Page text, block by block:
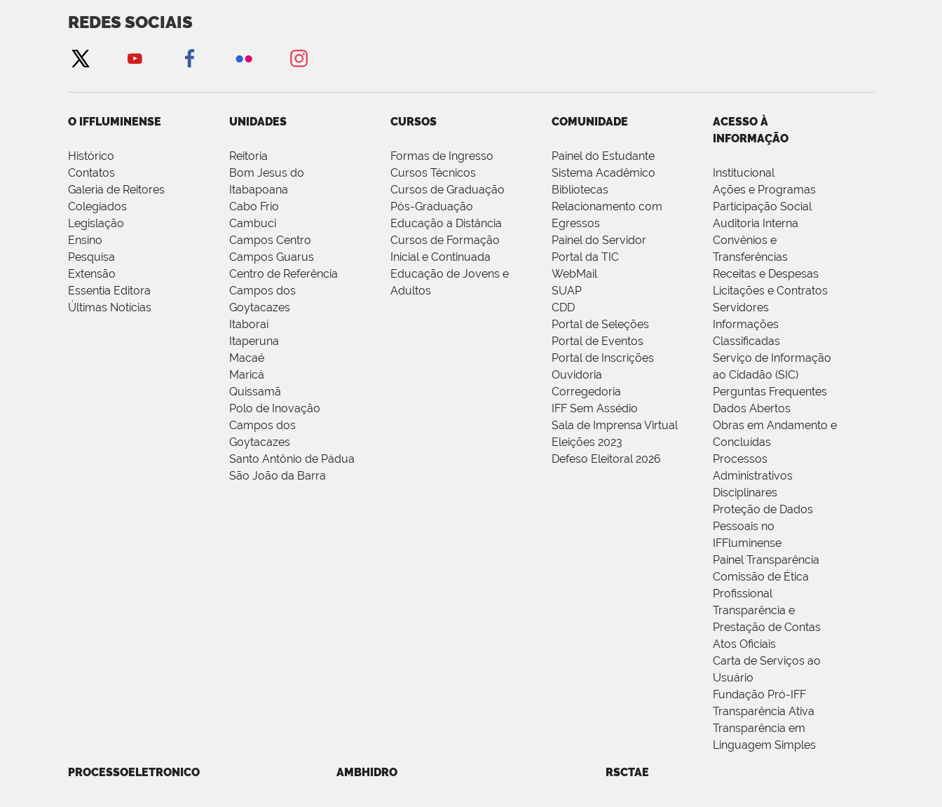
REDES SOCIAIS
O IFFLUMINENSE
Histórico
Contatos
Galeria de Reitores
Colegiados
Legislação
Ensino
Pesquisa
Extensão
Essentia Editora
Últimas Notícias
UNIDADES
Reitoria
Bom Jesus do
Itabapoana
Cabo Frio
Cambuci
Campos Centro
Campos Guarus
Centro de Referência
Campos dos
Goytacazes
Itaboraí
Itaperuna
Macaé
Maricá
Quissamã
Polo de Inovação
Campos dos
Goytacazes
Santo Antônio de Pádua
São João da Barra
CURSOS
Formas de Ingresso
Cursos Técnicos
Cursos de Graduação
Pós-Graduação
Educação a Distância
Cursos de Formação
Inicial e Continuada
Educação de Jovens e
Adultos
COMUNIDADE
Painel do Estudante
Sistema Acadêmico
Bibliotecas
Relacionamento com
Egressos
Painel do Servidor
Portal da TIC
WebMail
SUAP
CDD
Portal de Seleções
Portal de Eventos
Portal de Inscrições
Ouvidoria
Corregedoria
IFF Sem Assédio
Sala de Imprensa Virtual
Eleições 2023
Defeso Eleitoral 2026
ACESSO À
INFORMAÇÃO
Institucional
Ações e Programas
Participação Social
Auditoria Interna
Convênios e
Transferências
Receitas e Despesas
Licitações e Contratos
Servidores
Informações
Classificadas
Serviço de Informação
ao Cidadão (SIC)
Perguntas Frequentes
Dados Abertos
Obras em Andamento e
Concluídas
Processos
Administrativos
Disciplinares
Proteção de Dados
Pessoais no
IFFluminense
Painel Transparência
Comissão de Ética
Profissional
Transparência e
Prestação de Contas
Atos Oficiais
Carta de Serviços ao
Usuário
Fundação Pró-IFF
Transparência Ativa
Transparência em
Linguagem Simples
PROCESSOELETRONICO AMBHIDRO RSCTAE